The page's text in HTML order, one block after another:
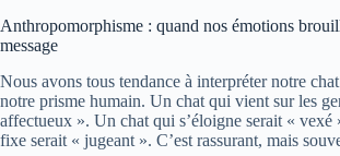
Anthropomorphisme : quand nos émotions
message
Nous avons tous tendance à interpréter notre
notre prisme humain. Un chat qui vient sur les
affectueux ». Un chat qui s’éloigne serait « vexé
fixe serait « jugeant ». C’est rassurant, mais